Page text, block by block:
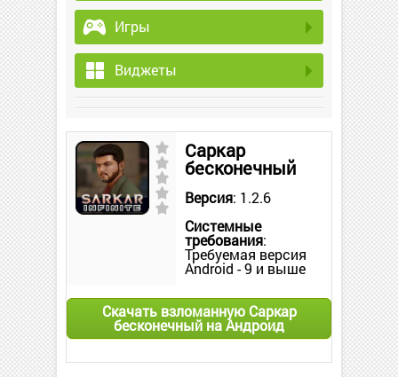
Игры
Виджеты
Саркар
бесконечный
Версия: 1.2.6
Системные
требования:
Требуемая версия
Android - 9 и выше
Скачать взломанную Саркар
бесконечный на Андроид